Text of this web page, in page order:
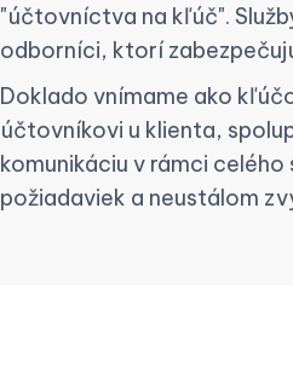
"účtovníctva na kľúč".
odborníci, ktorí
Doklado vnímame ako
účtovníkovi u klienta,
komunikáciu v rámci
požiadaviek a neustálom